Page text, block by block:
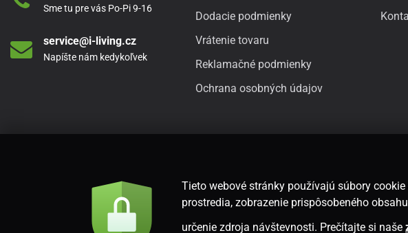
Sme tu pre vás Po-Pi 9-16
service@i-living.cz
Napíšte nám kedykoľvek
Dodacie podmienky
Vrátenie tovaru
Reklamačné podmienky
Ochrana osobných údajov
Tieto webové stránky používajú súbory
prostredia, zobrazenie prispôsobeného
určenie zdroja návštevnosti. Prečítajte si naše